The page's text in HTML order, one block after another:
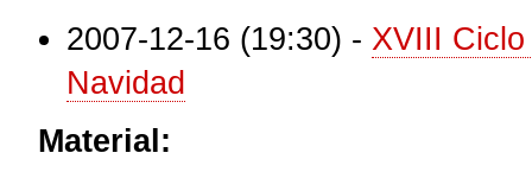
2007-12-16 (19:30) - XVIII
Navidad
Material: